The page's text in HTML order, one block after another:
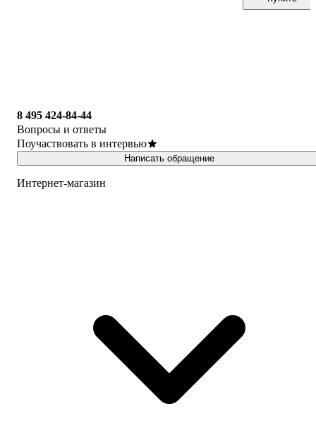
8 495 424-84-44
Вопросы и ответы
Поучаствовать в интервью
Написать обращение
Интернет-магазин